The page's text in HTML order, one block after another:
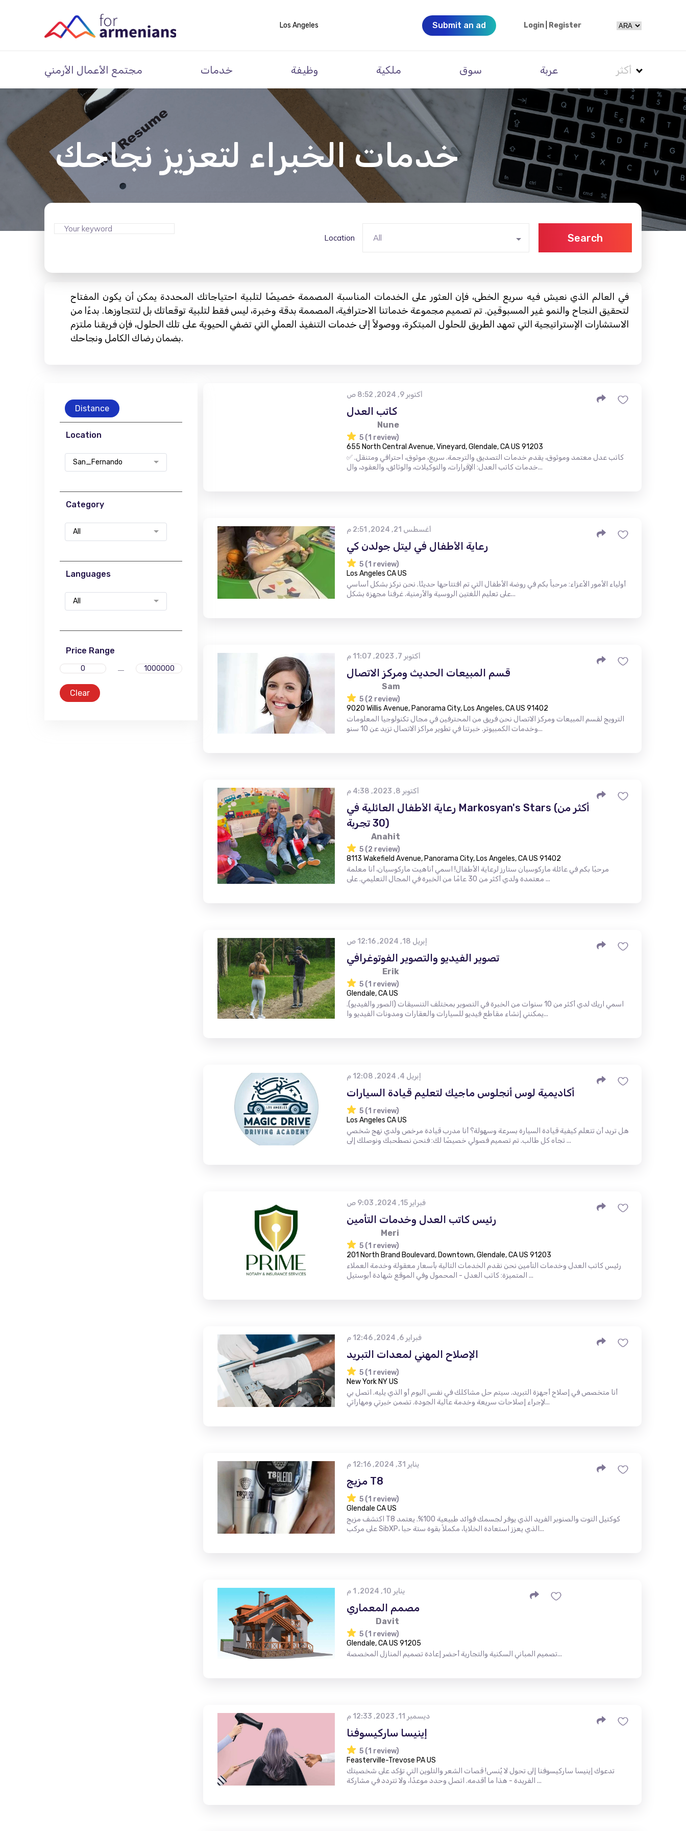
Los Angeles Submit an ad Login Register
مجتمع الأعمال الأرمني خدمات وظيفة ملكية سوق عربة أكثر
خدمات الخبراء لتعزيز نجاحك
Location All Search
في العالم الذي نعيش فيه سريع الخطى، فإن العثور على الخدمات المناسبة المصممة خصيصًا لتلبية احتياجاتك المحددة يمكن أن يكون المفتاح
لتحقيق النجاح والنمو غير المسبوقين. تم تصميم مجموعة خدماتنا الاحترافية، المصممة بدقة وخبرة، ليس فقط لتلبية توقعاتك بل لتتجاوزها. بدءًا من
الاستشارات الإستراتيجية التي تمهد الطريق للحلول المبتكرة، ووصولاً إلى خدمات التنفيذ العملي التي تضفي الحيوية على تلك الحلول، فإن فريقنا ملتزم
بضمان رضاك ​​الكامل ونجاحك.
Distance
Location
San_Fernando
Category
All
Languages
All
Price Range
Clear
أكتوبر 9, 2024, 8:52 ص
كاتب العدل
Nune
5 (1 review)
655 North Central Avenue, Vineyard, Glendale, CA US 91203
كاتب عدل معتمد وموثوق، يقدم خدمات التصديق والترجمة. سريع، موثوق، احترافي ومتنقل. ✅
خدمات كاتب العدل: الإقرارات، والتوكيلات، والوثائق، والعقود، وال...
أغسطس 21, 2024, 2:51 م
رعاية الأطفال في ليتل جولدن كي
5 (1 review)
Los Angeles CA US
أولياء الأمور الأعزاء: مرحباً بكم في روضة الأطفال التي تم افتتاحها حديثًا. نحن نركز بشكل أساسي
على تعليم اللغتين الروسية والأرمنية. غرفنا مجهزة بشكل...
أكتوبر 7, 2023, 11:07 م
قسم المبيعات الحديث ومركز الاتصال
Sam
5 (2 review)
9020 Willis Avenue, Panorama City, Los Angeles, CA US 91402
الترويج لقسم المبيعات ومركز الاتصال نحن فريق من المحترفين في مجال تكنولوجيا المعلومات
وخدمات الكمبيوتر. خبرتنا في تطوير مراكز الاتصال تزيد عن 10 سنو...
أكتوبر 8, 2023, 4:38 م
رعاية الأطفال العائلية في Markosyan's Stars (أكثر من
30 تجربة)
Anahit
5 (2 review)
8113 Wakefield Avenue, Panorama City, Los Angeles, CA US 91402
مرحبًا بكم في عائلة ماركوسيان ستارز لرعاية الأطفال! اسمي أناهيت ماركوسيان، أنا معلمة
معتمدة ولدي أكثر من 30 عامًا من الخبرة في المجال التعليمي. على ...
إبريل 18, 2024, 12:16 ص
تصوير الفيديو والتصوير الفوتوغرافي
Erik
5 (1 review)
Glendale, CA US
اسمي اريك لدي أكثر من 10 سنوات من الخبرة في التصوير بمختلف التنسيقات (الصور والفيديو).
يمكنني إنشاء مقاطع فيديو للسيارات والعقارات ومدونات الفيديو وا...
إبريل 4, 2024, 12:08 م
أكاديمية لوس أنجلوس ماجيك لتعليم قيادة السيارات
5 (1 review)
Los Angeles CA US
هل تريد أن تتعلم كيفية قيادة السيارة بسرعة وسهولة؟ أنا مدرب قيادة مرخص ولدي نهج شخصي
تجاه كل طالب. تم تصميم فصولي خصيصًا لك: فنحن نصطحبك ونوصلك إلى ...
فبراير 15, 2024, 9:03 ص
رئيس كاتب العدل وخدمات التأمين
Meri
5 (1 review)
201 North Brand Boulevard, Downtown, Glendale, CA US 91203
رئيس كاتب العدل وخدمات التأمين نحن نقدم الخدمات التالية بأسعار معقولة وخدمة العملاء
المتميزة: كاتب العدل - المحمول وفي الموقع شهادة أبوستيل ...
فبراير 6, 2024, 12:46 م
الإصلاح المهني لمعدات التبريد
5 (1 review)
New York NY US
أنا متخصص في إصلاح أجهزة التبريد. سيتم حل مشاكلك في نفس اليوم أو الذي يليه. اتصل بي
لإجراء إصلاحات سريعة وخدمة عالية الجودة. تضمن خبرتي ومهاراتي...
يناير 31, 2024, 12:16 م
مزيج T8
5 (1 review)
Glendale CA US
اكتشف مزيج T8 كوكتيل التوت والصنوبر الفريد الذي يوفر لجسمك فوائد طبيعية 100%. يعتمد
على مركب SibXP، الذي يعزز استعادة الخلايا، مكملاً بقوة ستة حبا...
يناير 10, 2024, 1 م
مصمم المعماري
Davit
5 (1 review)
Glendale, CA US 91205
تصميم المباني السكنية والتجارية أحضر إعادة تصميم المنازل المخصصة...
ديسمبر 11, 2023, 12:33 م
إينيسا ساركيسوفنا
5 (1 review)
Feasterville-Trevose PA US
تدعوك إينيسا ساركيسوفنا إلى تحول لا يُنسى! قصات الشعر والتلوين التي تؤكد على شخصيتك
الفريدة - هذا ما أقدمه. اتصل وحدد موعدًا، ولا تتردد في مشاركة ...